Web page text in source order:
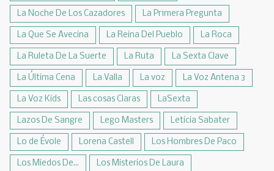
La Noche De Los Cazadores La Pr1mera Pregunta
La Que Se Avecina La Reina Del Pueblo La Roca
La Ruleta De La Suerte La Ruta La Sexta Clave
La Última Cena La Valla La voz La Voz Antena 3
La Voz Kids Las cosas Claras LaSexta
Lazos De Sangre Lego Masters Leticia Sabater
Lo de Évole Lorena Castell Los Hombres De Paco
Los Miedos De... Los Misterios De Laura